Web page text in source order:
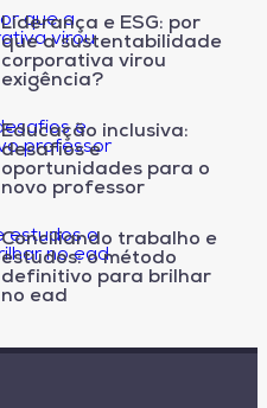
Liderança e ESG: por
que a sustentabilidade
corporativa virou
exigência?
Educação inclusiva:
desafios e
oportunidades para o
novo professor
Conciliando trabalho e
estudos: o método
definitivo para brilhar
no ead